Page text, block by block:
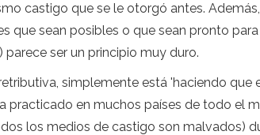
castigo que se le otorgó antes.
que sean posibles o que sean pronto
ser un principio muy duro.
simplemente está 'haciendo que
practicado en muchos países de todo el
los medios de castigo son malvados)